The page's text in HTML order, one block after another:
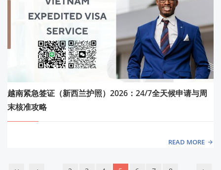
越南紧急签证（新西兰护照）2026：24/7全天候申请与周
末核准攻略
READ MORE